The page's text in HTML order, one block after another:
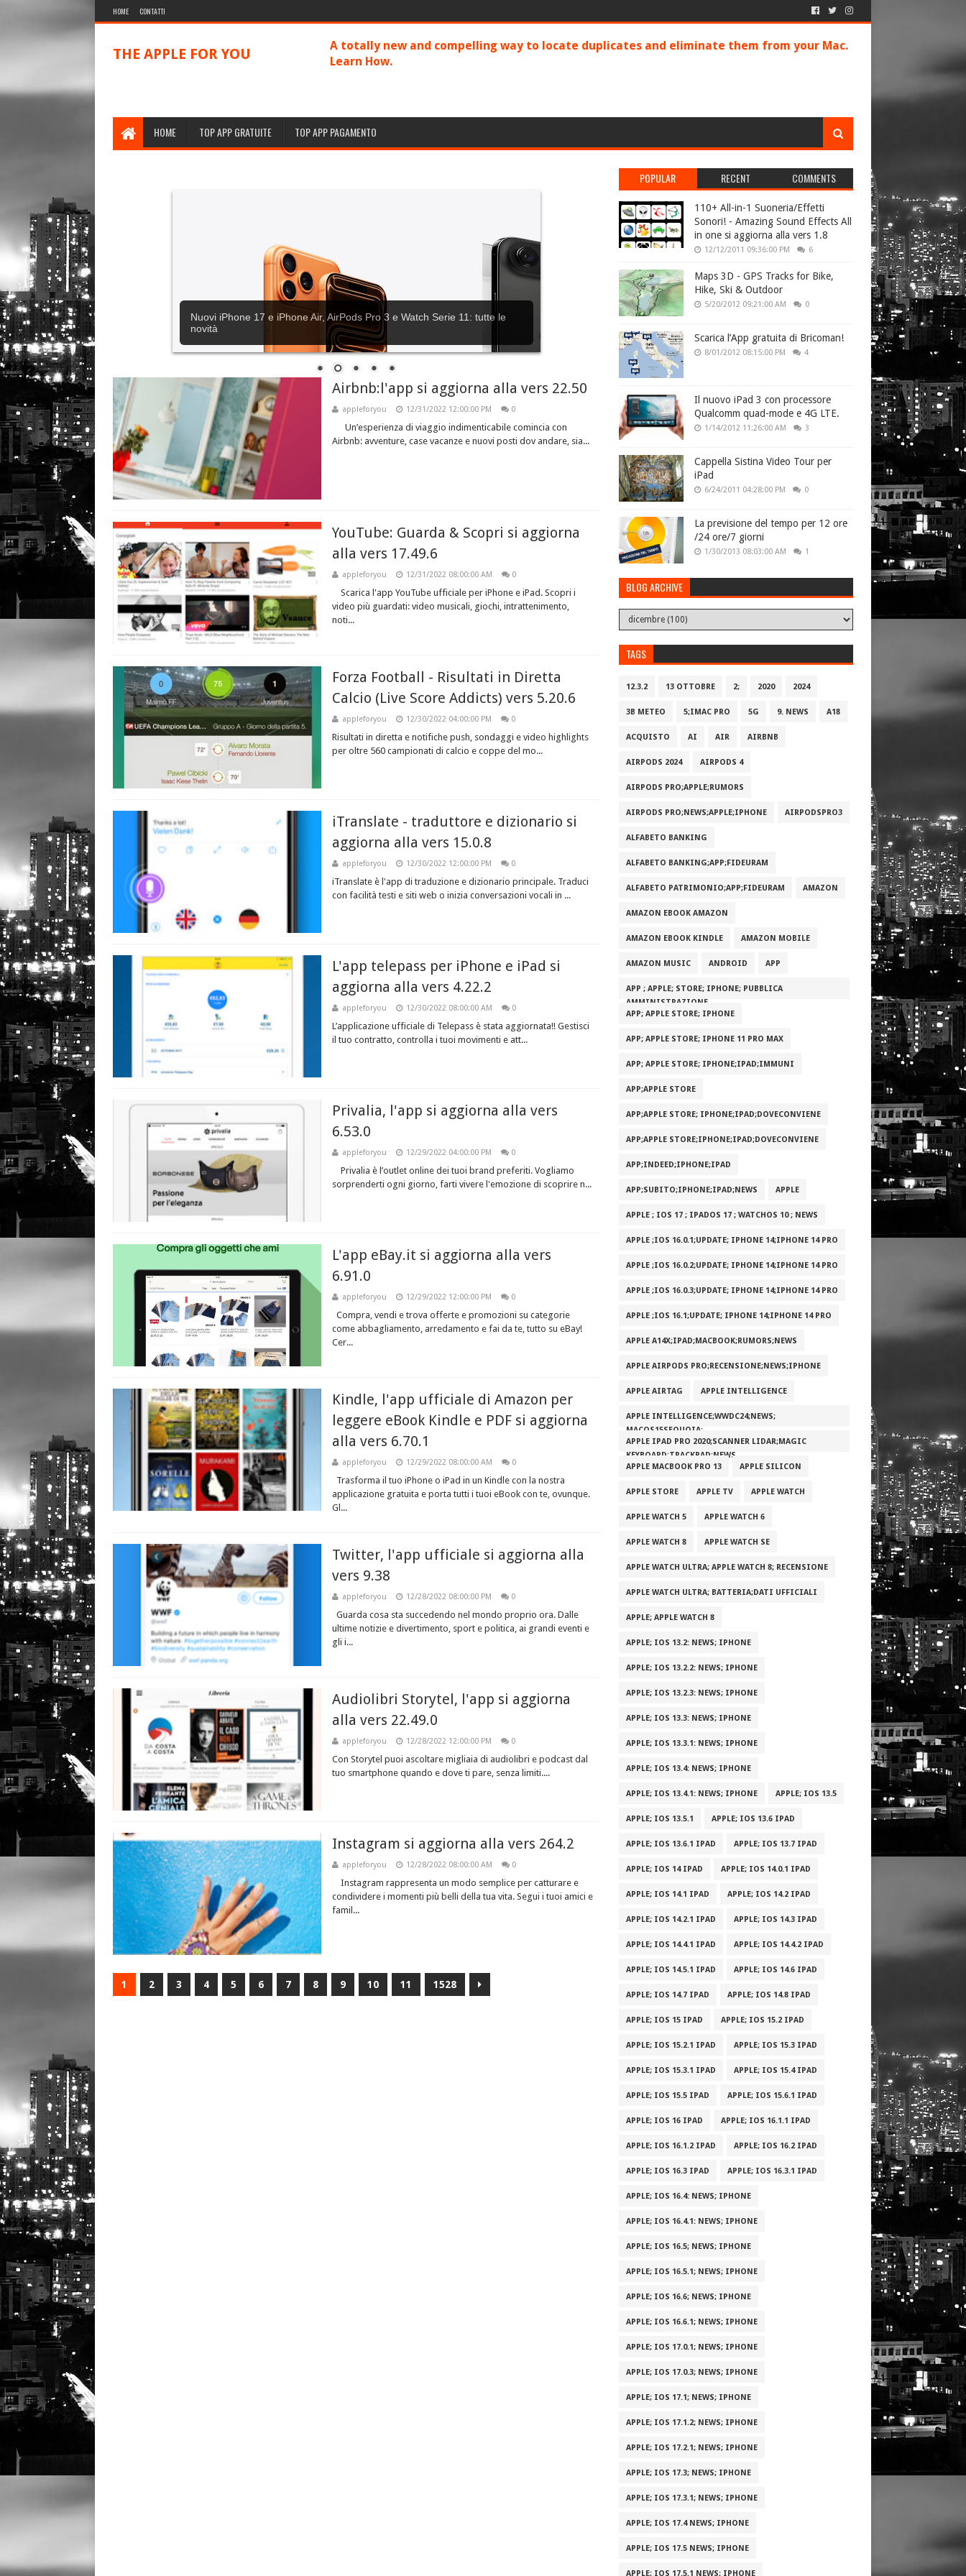
HOME CONTATTI
THE APPLE FOR YOU
A totally new and compelling way to locate duplicates and eliminate them from your Mac.
Learn How.
HOME TOP APP GRATUITE TOP APP PAGAMENTO
Nuovi iPhone 17 e iPhone Air, AirPods Pro 3 e Watch Serie 11: tutte le
novità
Airbnb:l'app si aggiorna alla vers 22.50
appleforyou 12/31/2022 12:00:00 PM 0
Un’esperienza di viaggio indimenticabile comincia con
Airbnb: avventure, case vacanze e nuovi posti dov andare, sia...
YouTube: Guarda & Scopri si aggiorna
alla vers 17.49.6
appleforyou 12/31/2022 08:00:00 AM 0
Scarica l'app YouTube ufficiale per iPhone e iPad. Scopri i
video più guardati: video musicali, giochi, intrattenimento,
noti...
Forza Football - Risultati in Diretta
Calcio (Live Score Addicts) vers 5.20.6
appleforyou 12/30/2022 04:00:00 PM 0
Risultati in diretta e notifiche push, sondaggi e video highlights
per oltre 560 campionati di calcio e coppe del mo...
iTranslate - traduttore e dizionario si
aggiorna alla vers 15.0.8
appleforyou 12/30/2022 12:00:00 PM 0
iTranslate è l'app di traduzione e dizionario principale. Traduci
con facilità testi e siti web o inizia conversazioni vocali in ...
L'app telepass per iPhone e iPad si
aggiorna alla vers 4.22.2
appleforyou 12/30/2022 08:00:00 AM 0
L’applicazione ufficiale di Telepass è stata aggiornata!! Gestisci
il tuo contratto, controlla i tuoi movimenti e att...
Privalia, l'app si aggiorna alla vers
6.53.0
appleforyou 12/29/2022 04:00:00 PM 0
Privalia è l’outlet online dei tuoi brand preferiti. Vogliamo
sorprenderti ogni giorno, farti vivere l'emozione di scoprire n...
L'app eBay.it si aggiorna alla vers
6.91.0
appleforyou 12/29/2022 12:00:00 PM 0
Compra, vendi e trova offerte e promozioni su categorie
come abbagliamento, arredamento e fai da te, tutto su eBay!
Cer...
Kindle, l'app ufficiale di Amazon per
leggere eBook Kindle e PDF si aggiorna
alla vers 6.70.1
appleforyou 12/29/2022 08:00:00 AM 0
Trasforma il tuo iPhone o iPad in un Kindle con la nostra
applicazione gratuita e porta tutti i tuoi eBook con te, ovunque.
Gl...
Twitter, l'app ufficiale si aggiorna alla
vers 9.38
appleforyou 12/28/2022 08:00:00 PM 0
Guarda cosa sta succedendo nel mondo proprio ora. Dalle
ultime notizie e divertimento, sport e politica, ai grandi eventi e
gli i...
Audiolibri Storytel, l'app si aggiorna
alla vers 22.49.0
appleforyou 12/28/2022 12:00:00 PM 0
Con Storytel puoi ascoltare migliaia di audiolibri e podcast dal
tuo smartphone quando e dove ti pare, senza limiti....
Instagram si aggiorna alla vers 264.2
appleforyou 12/28/2022 08:00:00 AM 0
Instagram rappresenta un modo semplice per catturare e
condividere i momenti più belli della tua vita. Segui i tuoi amici e
famil...
1 2 3 4 5 6 7 8 9 10 11 1528
POPULAR RECENT COMMENTS
110+ All-in-1 Suoneria/Effetti
Sonori! - Amazing Sound Effects All
in one si aggiorna alla vers 1.8
12/12/2011 09:36:00 PM 6
Maps 3D - GPS Tracks for Bike,
Hike, Ski & Outdoor
5/20/2012 09:21:00 AM 0
Scarica l’App gratuita di Bricoman!
8/01/2012 08:15:00 PM 4
Il nuovo iPad 3 con processore
Qualcomm quad-mode e 4G LTE.
1/14/2012 11:26:00 AM 3
Cappella Sistina Video Tour per
iPad
6/24/2011 04:28:00 PM 0
La previsione del tempo per 12 ore
/24 ore/7 giorni
1/30/2013 08:03:00 AM 1
BLOG ARCHIVE
TAGS
12.3.2 13 OTTOBRE 2; 2020 2024
3B METEO 5;IMAC PRO 5G 9. NEWS A18
ACQUISTO AI AIR AIRBNB
AIRPODS 2024 AIRPODS 4
AIRPODS PRO;APPLE;RUMORS
AIRPODS PRO;NEWS;APPLE;IPHONE AIRPODSPRO3
ALFABETO BANKING
ALFABETO BANKING;APP;FIDEURAM
ALFABETO PATRIMONI‪O‬;APP;FIDEURAM AMAZON
AMAZON EBOOK AMAZON
AMAZON EBOOK KINDLE AMAZON MOBILE
AMAZON MUSIC ANDROID APP
APP ; APPLE; STORE; IPHONE; PUBBLICA
AMMINISTRAZIONE
APP; APPLE STORE; IPHONE
APP; APPLE STORE; IPHONE 11 PRO MAX
APP; APPLE STORE; IPHONE;IPAD;IMMUNI
APP;APPLE STORE
APP;APPLE STORE; IPHONE;IPAD;DOVECONVIENE
APP;APPLE STORE;IPHONE;IPAD;DOVECONVIENE
APP;INDEED;IPHONE;IPAD
APP;SUBITO;IPHONE;IPAD;NEWS APPLE
APPLE ; IOS 17 ; IPADOS 17 ; WATCHOS 10 ; NEWS
APPLE ;IOS 16.0.1;UPDATE; IPHONE 14;IPHONE 14 PRO
APPLE ;IOS 16.0.2;UPDATE; IPHONE 14;IPHONE 14 PRO
APPLE ;IOS 16.0.3;UPDATE; IPHONE 14;IPHONE 14 PRO
APPLE ;IOS 16.1;UPDATE; IPHONE 14;IPHONE 14 PRO
APPLE A14X;IPAD;MACBOOK;RUMORS;NEWS
APPLE AIRPODS PRO;RECENSIONE;NEWS;IPHONE
APPLE AIRTAG APPLE INTELLIGENCE
APPLE INTELLIGENCE;WWDC24;NEWS;
MACOS15SEQUOIA;
APPLE IPAD PRO 2020;SCANNER LIDAR;MAGIC
KEYBOARD;TRACKPAD;NEWS
APPLE MACBOOK PRO 13
APPLE SILICON
APPLE STORE APPLE TV APPLE WATCH
APPLE WATCH 5 APPLE WATCH 6
APPLE WATCH 8 APPLE WATCH SE
APPLE WATCH ULTRA; APPLE WATCH 8; RECENSIONE
APPLE WATCH ULTRA; BATTERIA;DATI UFFICIALI
APPLE; APPLE WATCH 8
APPLE; IOS 13.2: NEWS; IPHONE
APPLE; IOS 13.2.2: NEWS; IPHONE
APPLE; IOS 13.2.3: NEWS; IPHONE
APPLE; IOS 13.3: NEWS; IPHONE
APPLE; IOS 13.3.1: NEWS; IPHONE
APPLE; IOS 13.4: NEWS; IPHONE
APPLE; IOS 13.4.1: NEWS; IPHONE APPLE; IOS 13.5
APPLE; IOS 13.5.1 APPLE; IOS 13.6 IPAD
APPLE; IOS 13.6.1 IPAD APPLE; IOS 13.7 IPAD
APPLE; IOS 14 IPAD APPLE; IOS 14.0.1 IPAD
APPLE; IOS 14.1 IPAD APPLE; IOS 14.2 IPAD
APPLE; IOS 14.2.1 IPAD APPLE; IOS 14.3 IPAD
APPLE; IOS 14.4.1 IPAD APPLE; IOS 14.4.2 IPAD
APPLE; IOS 14.5.1 IPAD APPLE; IOS 14.6 IPAD
APPLE; IOS 14.7 IPAD APPLE; IOS 14.8 IPAD
APPLE; IOS 15 IPAD APPLE; IOS 15.2 IPAD
APPLE; IOS 15.2.1 IPAD APPLE; IOS 15.3 IPAD
APPLE; IOS 15.3.1 IPAD APPLE; IOS 15.4 IPAD
APPLE; IOS 15.5 IPAD APPLE; IOS 15.6.1 IPAD
APPLE; IOS 16 IPAD APPLE; IOS 16.1.1 IPAD
APPLE; IOS 16.1.2 IPAD APPLE; IOS 16.2 IPAD
APPLE; IOS 16.3 IPAD APPLE; IOS 16.3.1 IPAD
APPLE; IOS 16.4: NEWS; IPHONE
APPLE; IOS 16.4.1: NEWS; IPHONE
APPLE; IOS 16.5; NEWS; IPHONE
APPLE; IOS 16.5.1; NEWS; IPHONE
APPLE; IOS 16.6; NEWS; IPHONE
APPLE; IOS 16.6.1; NEWS; IPHONE
APPLE; IOS 17.0.1; NEWS; IPHONE
APPLE; IOS 17.0.3; NEWS; IPHONE
APPLE; IOS 17.1; NEWS; IPHONE
APPLE; IOS 17.1.2; NEWS; IPHONE
APPLE; IOS 17.2.1; NEWS; IPHONE
APPLE; IOS 17.3; NEWS; IPHONE
APPLE; IOS 17.3.1; NEWS; IPHONE
APPLE; IOS 17.4 NEWS; IPHONE
APPLE; IOS 17.5 NEWS; IPHONE
APPLE; IOS 17.5.1 NEWS; IPHONE